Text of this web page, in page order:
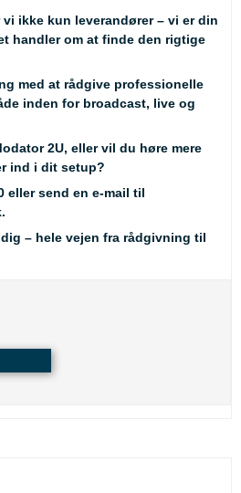
vi ikke kun leverandører – vi er din
handler om at finde den rigtige
med at rådgive professionelle
inden for broadcast, live og
2U, eller vil du høre mere
ind i dit setup?
eller send en e-mail til
.
– hele vejen fra rådgivning til